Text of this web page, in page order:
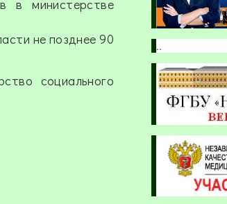
в министерстве
не позднее 90
социального
..